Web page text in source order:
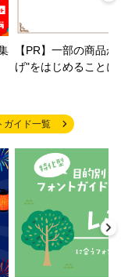
【PR】一部の商品
げ"をはじめること
ガイド一覧